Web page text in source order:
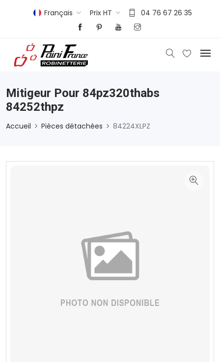
Français Prix HT 04 76 67 26 35
Mitigeur Pour 84pz320thabs
84252thpz
Accueil Pièces détachées 84224XLPZ